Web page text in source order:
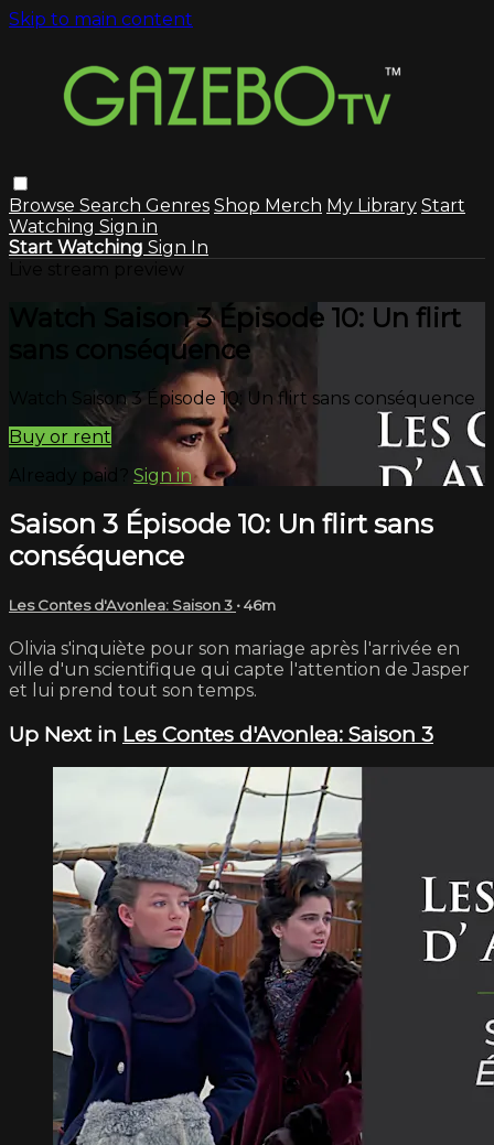
Skip to main content
Browse Search Genres Shop Merch My Library Start
Watching Sign in
Start Watching Sign In
Watch Saison 3 Épisode 10: Un flirt
sans conséquence
Watch Saison 3 Épisode 10: Un flirt sans conséquence
Buy or rent
Already paid? Sign in
Saison 3 Épisode 10: Un flirt sans
conséquence
Les Contes d'Avonlea: Saison 3 • 46m
Olivia s'inquiète pour son mariage après l'arrivée en
ville d'un scientifique qui capte l'attention de Jasper
et lui prend tout son temps.
Up Next in Les Contes d'Avonlea: Saison 3